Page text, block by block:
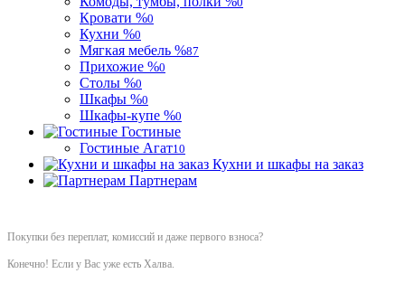
Кровати %0
Кухни %0
Мягкая мебель %87
Прихожие %0
Столы %0
Шкафы %0
Шкафы-купе %0
Гостиные
Гостиные Агат10
Кухни и шкафы на заказ
Партнерам
Покупки без переплат, комиссий и даже первого взноса?
Конечно! Если у Вас уже есть Халва.